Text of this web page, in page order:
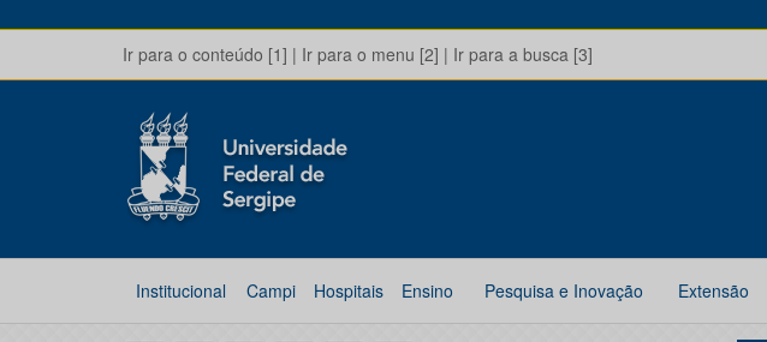
Ir para o conteúdo [1] | Ir para o menu [2] | Ir para a busca [3]
Institucional Campi Hospitais Ensino Pesquisa e Inovação Extensão